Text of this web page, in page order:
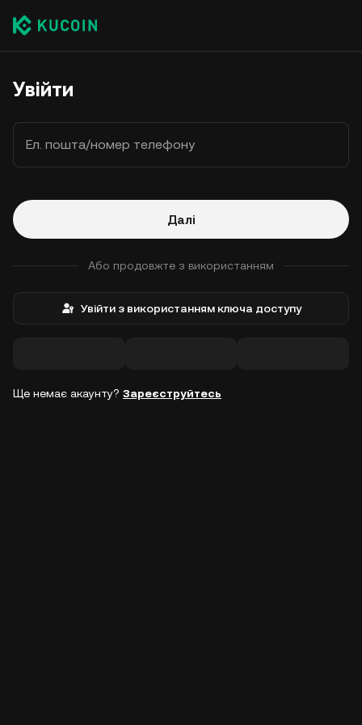
Увійти
Ел. пошта/номер телефону
Далі
Або продовжте з використанням
Увійти з використанням ключа доступу
Ще немає акаунту? Зареєструйтесь